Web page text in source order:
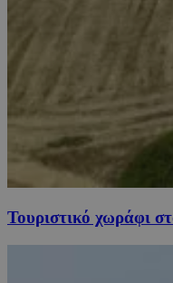
Τουριστικό χωράφι